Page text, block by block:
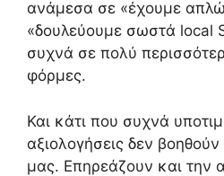
ανάμεσα σε «έχουμε
«δουλεύουμε σωστά local
συχνά σε πολύ
φόρμες.
Και κάτι που συχνά
αξιολογήσεις δεν
μας. Επηρεάζουν και την